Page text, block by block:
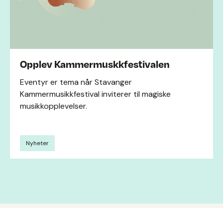
Opplev Kammermuskkfestivalen
Eventyr er tema når Stavanger
Kammermusikkfestival inviterer til magiske
musikkopplevelser.
Nyheter